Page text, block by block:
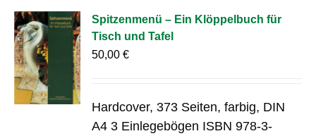
Spitzenmenü – Ein Klöppelbuch für
Tisch und Tafel
50,00€
Hardcover, 373 Seiten, farbig, DIN
A4 3 Einlegebögen ISBN 978-3-